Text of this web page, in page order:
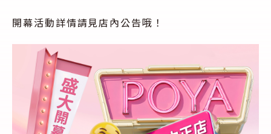
開幕活動詳情請見店內公告哦！